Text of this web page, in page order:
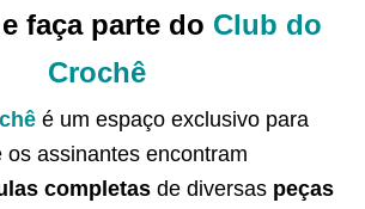
faça parte do Club do
Crochê
é um espaço exclusivo para
os assinantes encontram
completas de diversas peças